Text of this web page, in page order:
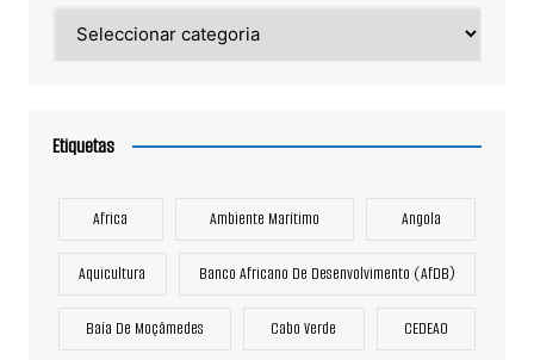
Etiquetas
Africa Ambiente Marítimo Angola
Aquicultura Banco Africano De Desenvolvimento (AfDB)
Baía De Moçâmedes Cabo Verde CEDEAO